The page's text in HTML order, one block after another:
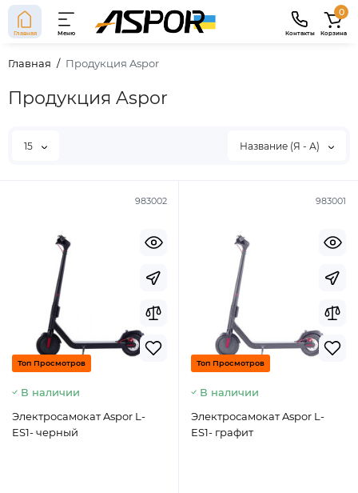
Главная Меню Контакты
0
Корзина
Главная Продукция Aspor
Продукция Aspor
15 Название (Я - А)
983002
Топ Просмотров
В наличии
Электросамокат Aspor L-
ES1- черный
983001
Топ Просмотров
В наличии
Электросамокат Aspor L-
ES1- графит